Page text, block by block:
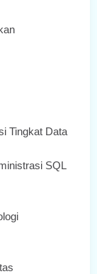
Tingkat Data
SQL